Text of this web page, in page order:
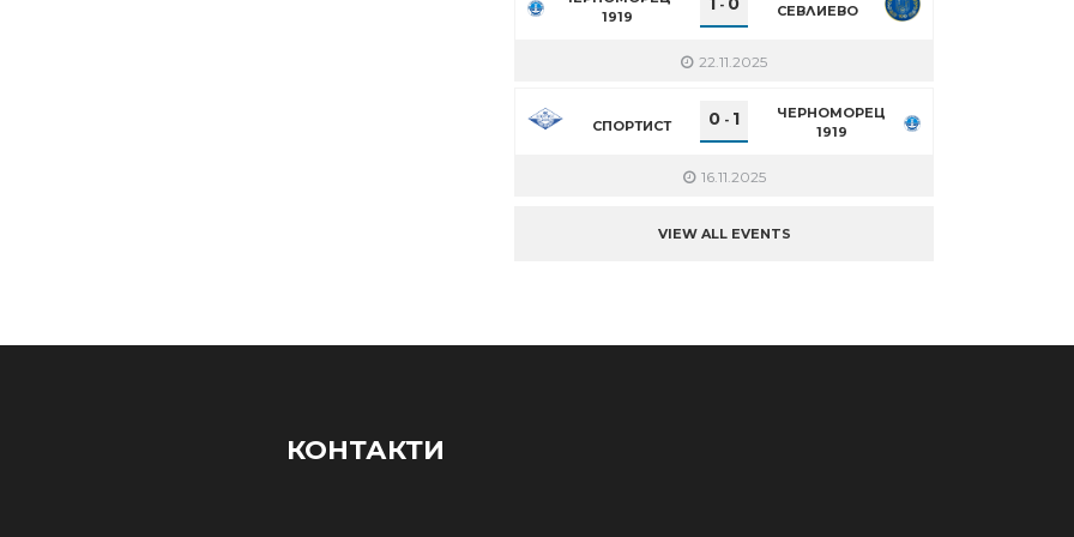
1919
- СЕВЛИЕВО
22.11.2025
СПОРТИСТ 0 - 1
ЧЕРНОМОРЕЦ
1919
16.11.2025
VIEW ALL EVENTS
КОНТАКТИ